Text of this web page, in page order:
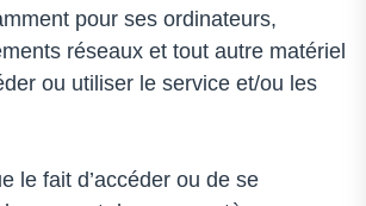
pour ses ordinateurs,
réseaux et tout autre matériel
ou utiliser le service et/ou les
le fait d’accéder ou de se